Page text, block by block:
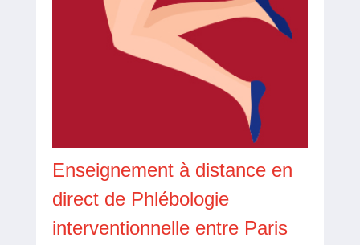
Enseignement à distance en
direct de Phlébologie
interventionnelle entre Paris